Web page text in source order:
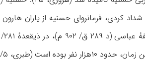
۳۵۱؛ ابن‌اثیر، ۷/ ۴۶۶؛ صدیق، ۱۰۱).